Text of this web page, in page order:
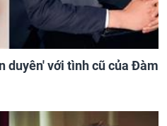
duyên' với tình cũ của Đàm